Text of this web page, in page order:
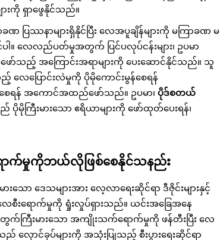
ားကို ရှာဖွေနိုင်သည်။
ဏ ပြဿနာများရှိနိုင်ပြီး လေအပူချိန်များကို မကြာခဏ မ
။ လေလည်ပတ်မှုအတွက် ပြင်ပလုပ်ငန်းများ၊ ဥပမာ
သည့် အကြောင်းအရာများကို ပေးဆောင်နိုင်သည်။ သူ
ပြောင်းလဲမှုကို ပိုမိုကောင်းမွန်စေရန်
ေရန် အကောင်အထည်ဖော်သည်။ ဥပမာ၊ ပိုဒ်စတယ်
မိုကြီးမားသော ဧရိယာများကို ဖော်ထုတ်ပေးရန်၊
ောက်မှုကိုဘယ်လိုဖြစ်စေနိုင်သနည်း
ာ ဒေသများအား လေ့လာရေးဆိုင်ရာ ဒီဇိုင်းများနှင့်
စီးရောက်မှုကို ရှုံးလှုပ်ရှားသည်။ ယင်းအခြေအနေ
ကြီးမားသော အကျိုးသက်ရောက်မှုကို ဖန်တီးပြီး လေ
ည် လှောင်ခုပ်များကို အသုံးပြုသည့် စီးပွားရေးဆိုင်ရာ